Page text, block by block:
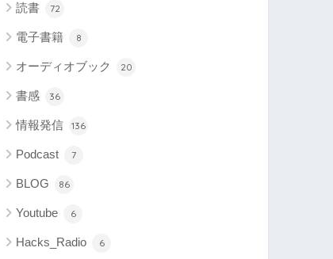
読書 72
電子書籍 8
オーディオブック 20
書感 36
情報発信 136
Podcast 7
BLOG 86
Youtube 6
Hacks_Radio 6